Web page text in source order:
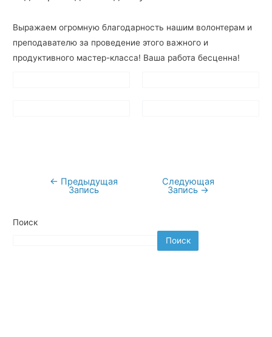
Выражаем огромную благодарность нашим волонтерам и
преподавателю за проведение этого важного и
продуктивного мастер-класса! Ваша работа бесценна!
Навигация
← Предыдущая
Запись
Следующая
Запись →
Поиск
Поиск